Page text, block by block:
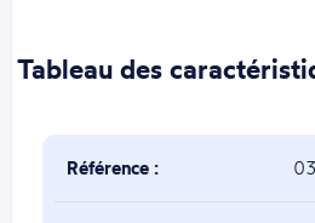
Tableau des
Référence :